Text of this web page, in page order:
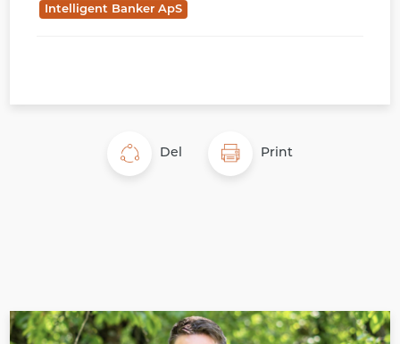
Intelligent Banker ApS
Del Print